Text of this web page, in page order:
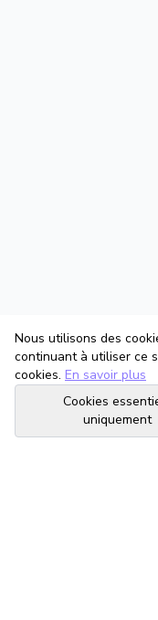
Nous utilisons des
continuant à utiliser ce
cookies. En savoir plus
Cookies
uniquement